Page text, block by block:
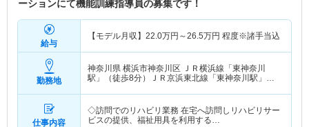
ーションにて機能訓練指導員の募集です！
給与
【モデル月収】 22.0万円～26.5万円 程度※諸手当込
勤務地
神奈川県 横浜市神奈川区
ＪＲ横浜線「東神奈川
駅」（徒歩8分）ＪＲ京浜東北線「東神奈川駅」
仕事内容
◇訪問でのリハビリ業務 在宅へ訪問しリハビリサー
ビスの提供、福祉用具を利用する…